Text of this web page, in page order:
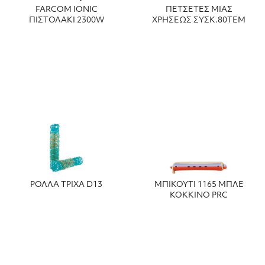
FARCOM IONIC
ΠΙΣΤΟΛΑΚΙ 2300W
ΠΕΤΣΕΤΕΣ ΜΙΑΣ
ΧΡΗΣΕΩΣ ΣΥΣΚ.80ΤΕΜ
ΡΟΛΛΑ ΤΡΙΧΑ D13
ΜΠΙΚΟΥΤΙ 1165 ΜΠΛΕ
ΚΟΚΚΙΝΟ PRC